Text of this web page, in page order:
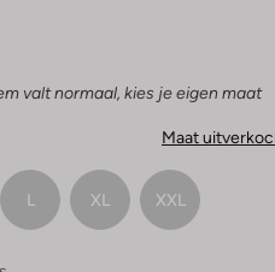
valt normaal, kies je eigen maat
Maat
L XL XXL